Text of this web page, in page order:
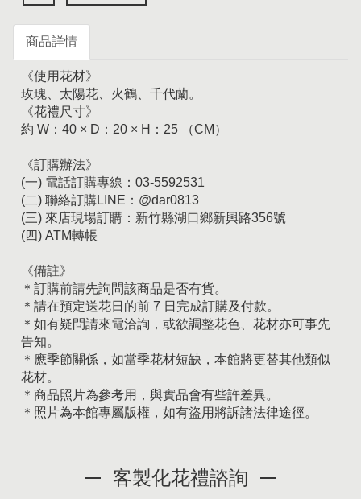
商品詳情
《使用花材》
玫瑰、太陽花、火鶴、千代蘭。
《花禮尺寸》
約 W：40 × D：20 × H：25 （CM）
《訂購辦法》
(一) 電話訂購專線：03-5592531
(二) 聯絡訂購LINE：@dar0813
(三) 來店現場訂購：新竹縣湖口鄉新興路356號
(四) ATM轉帳
《備註》
＊訂購前請先詢問該商品是否有貨。
＊請在預定送花日的前 7 日完成訂購及付款。
＊如有疑問請來電洽詢，或欲調整花色、花材亦可事先
告知。
＊應季節關係，如當季花材短缺，本館將更替其他類似
花材。
＊商品照片為參考用，與實品會有些許差異。
＊照片為本館專屬版權，如有盜用將訴諸法律途徑。
客製化花禮諮詢